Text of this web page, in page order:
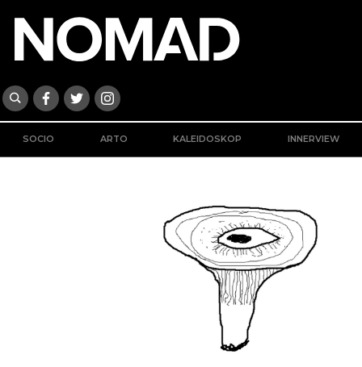
SOCIO ARTO KALEIDOSKOP INNERVIEW